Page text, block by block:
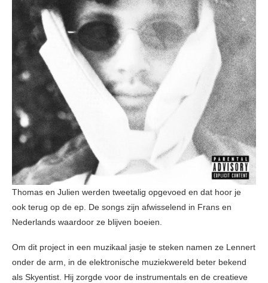
Thomas en Julien werden tweetalig opgevoed en dat hoor je
ook terug op de ep. De songs zijn afwisselend in Frans en
Nederlands waardoor ze blijven boeien.
Om dit project in een muzikaal jasje te steken namen ze Lennert
onder de arm, in de elektronische muziekwereld beter bekend
als Skyentist. Hij zorgde voor de instrumentals en de creatieve